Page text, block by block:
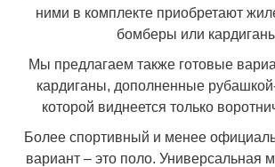
ними в комплекте приобретают
бомберы или
Мы предлагаем также готовые
кардиганы, дополненные
которой виднеется только
Более спортивный и менее
вариант – это поло. Универсальная